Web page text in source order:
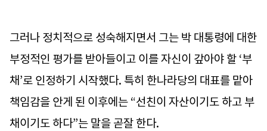
그러나 정치적으로 성숙해지면서 그는 박 대통령에 대한
부정적인 평가를 받아들이고 이를 자신이 갚아야 할 ‘부
채’로 인정하기 시작했다. 특히 한나라당의 대표를 맡아
책임감을 안게 된 이후에는 “선친이 자산이기도 하고 부
채이기도 하다”는 말을 곧잘 한다.